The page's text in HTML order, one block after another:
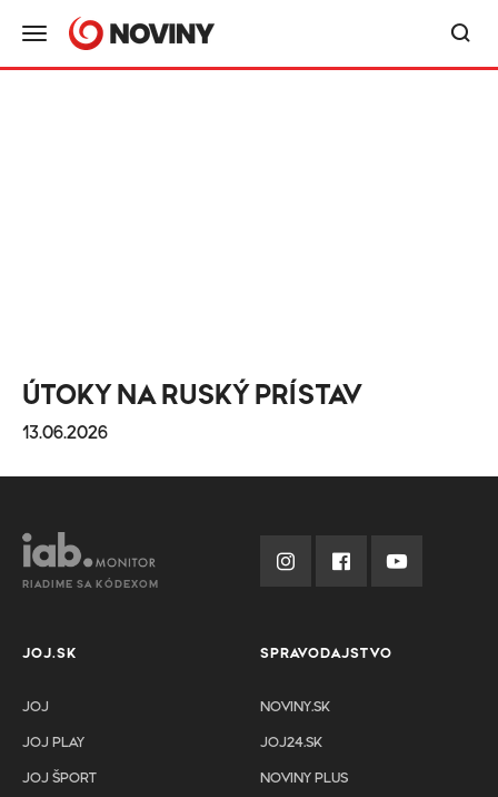
ÚTOKY NA RUSKÝ PRÍSTAV
13.06.2026
RIADIME SA KÓDEXOM
JOJ.SK
JOJ
JOJ PLAY
JOJ ŠPORT
SPRAVODAJSTVO
NOVINY.SK
JOJ24.SK
NOVINY PLUS